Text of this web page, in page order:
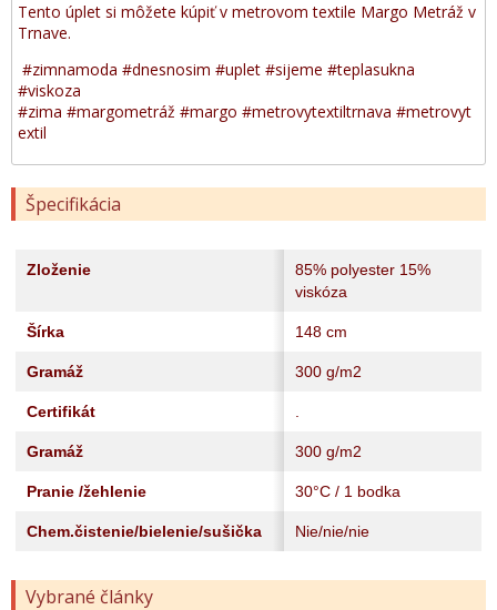
Tento úplet si môžete kúpiť v metrovom textile Margo Metráž v
Trnave.
#zimnamoda #dnesnosim #uplet #sijeme #teplasukna
#viskoza
#zima #margometráž #margo #metrovytextiltrnava #metrovyt
extil
Špecifikácia
Zloženie
85% polyester 15%
viskóza
Šírka 148 cm
Gramáž 300 g/m2
Certifikát
Gramáž 300 g/m2
Pranie /žehlenie 30°C / 1 bodka
Chem.čistenie/bielenie/sušička Nie/nie/nie
Vybrané články